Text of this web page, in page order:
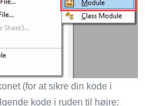
(for at sikre din kode i
kode i ruden til højre: